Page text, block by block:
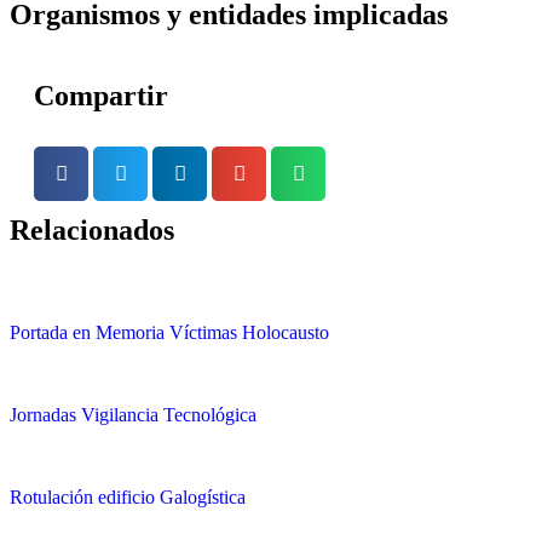
Organismos y entidades implicadas
Compartir
Relacionados
Portada en Memoria Víctimas Holocausto
Jornadas Vigilancia Tecnológica
Rotulación edificio Galogística